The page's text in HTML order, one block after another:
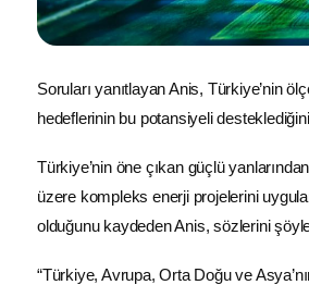
Soruları yanıtlayan Anis, Türkiye’nin
hedeflerinin bu potansiyeli
Türkiye’nin öne çıkan güçlü
üzere kompleks enerji projelerini
olduğunu kaydeden Anis, sözlerini
“Türkiye, Avrupa, Orta Doğu ve